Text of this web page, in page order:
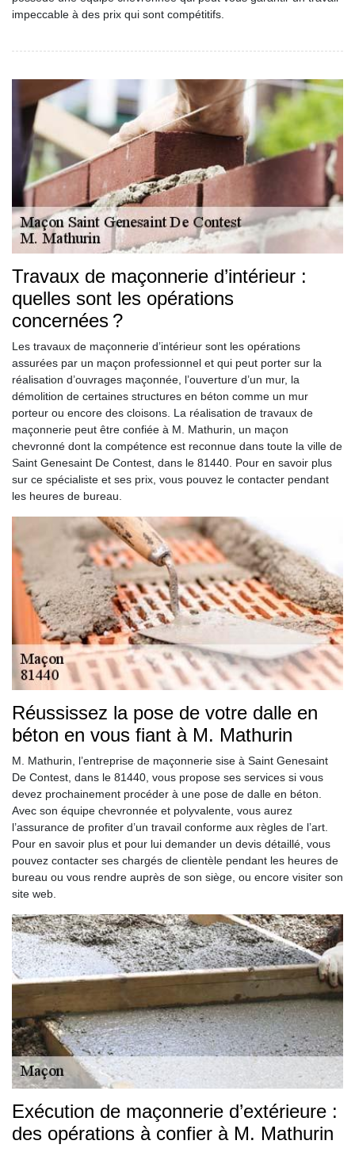
impeccable à des prix qui sont compétitifs.
Travaux de maçonnerie d’intérieur :
quelles sont les opérations
concernées ?
Les travaux de maçonnerie d’intérieur sont les opérations
assurées par un maçon professionnel et qui peut porter sur la
réalisation d’ouvrages maçonnée, l’ouverture d’un mur, la
démolition de certaines structures en béton comme un mur
porteur ou encore des cloisons. La réalisation de travaux de
maçonnerie peut être confiée à M. Mathurin, un maçon
chevronné dont la compétence est reconnue dans toute la ville de
Saint Genesaint De Contest, dans le 81440. Pour en savoir plus
sur ce spécialiste et ses prix, vous pouvez le contacter pendant
les heures de bureau.
Réussissez la pose de votre dalle en
béton en vous fiant à M. Mathurin
M. Mathurin, l’entreprise de maçonnerie sise à Saint Genesaint
De Contest, dans le 81440, vous propose ses services si vous
devez prochainement procéder à une pose de dalle en béton.
Avec son équipe chevronnée et polyvalente, vous aurez
l’assurance de profiter d’un travail conforme aux règles de l’art.
Pour en savoir plus et pour lui demander un devis détaillé, vous
pouvez contacter ses chargés de clientèle pendant les heures de
bureau ou vous rendre auprès de son siège, ou encore visiter son
site web.
Exécution de maçonnerie d’extérieure :
des opérations à confier à M. Mathurin